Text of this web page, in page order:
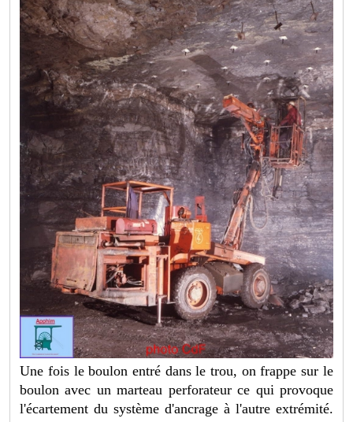
Une fois le boulon entré dans le trou, on frappe sur le
boulon avec un marteau perforateur ce qui provoque
l'écartement du système d'ancrage à l'autre extrémité.